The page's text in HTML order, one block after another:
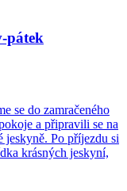
pátek
se do zamračeného
a připravili se na
jeskyně. Po příjezdu si
krásných jeskyní,